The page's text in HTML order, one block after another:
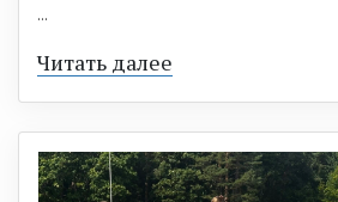
...
Читать далее